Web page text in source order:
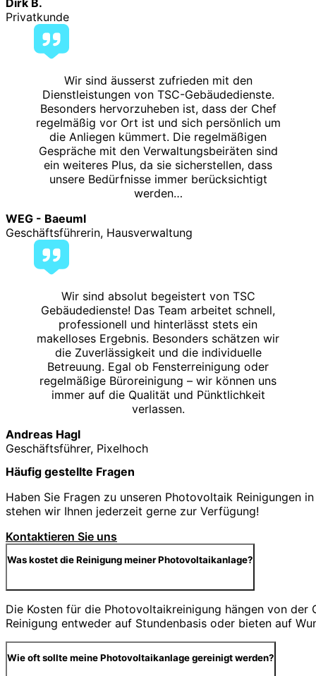
Privatkunde
Wir sind äusserst zufrieden mit den
Dienstleistungen von TSC-Gebäudedienste.
Besonders hervorzuheben ist, dass der Chef
regelmäßig vor Ort ist und sich persönlich um
die Anliegen kümmert. Die regelmäßigen
Gespräche mit den Verwaltungsbeiräten sind
ein weiteres Plus, da sie sicherstellen, dass
unsere Bedürfnisse immer berücksichtigt
werden…
WEG - Baeuml
Geschäftsführerin, Hausverwaltung
Wir sind absolut begeistert von TSC
Gebäudedienste! Das Team arbeitet schnell,
professionell und hinterlässt stets ein
makelloses Ergebnis. Besonders schätzen wir
die Zuverlässigkeit und die individuelle
Betreuung. Egal ob Fensterreinigung oder
regelmäßige Büroreinigung – wir können uns
immer auf die Qualität und Pünktlichkeit
verlassen.
Andreas Hagl
Geschäftsführer, Pixelhoch
Häufig gestellte Fragen
Haben Sie Fragen zu unseren Photovoltaik Reinigungen
stehen wir Ihnen jederzeit gerne zur Verfügung!
Kontaktieren Sie uns
Was kostet die Reinigung meiner Photovoltaikanlage?
Die Kosten für die Photovoltaikreinigung hängen von
Reinigung entweder auf Stundenbasis oder bieten auf
Wie oft sollte meine Photovoltaikanlage gereinigt werden?